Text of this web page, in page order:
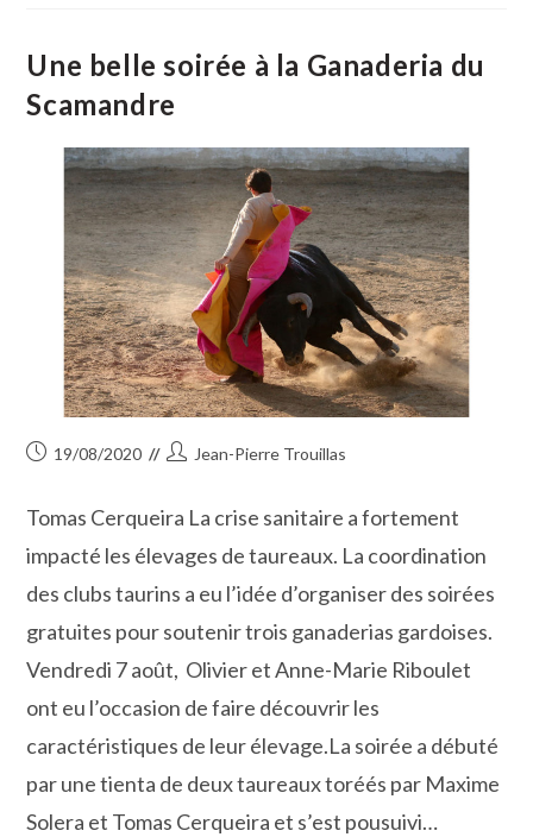
Le
Scamandre
Une belle soirée à la Ganaderia du
Scamandre
Publication
19/08/2020
Auteur/autrice
publication :
Jean-Pierre Trouillas
Tomas Cerqueira La crise sanitaire a fortement
impacté les élevages de taureaux. La coordination
des clubs taurins a eu l’idée d’organiser des soirées
gratuites pour soutenir trois ganaderias gardoises.
Vendredi 7 août, Olivier et Anne-Marie Riboulet
ont eu l’occasion de faire découvrir les
caractéristiques de leur élevage.La soirée a débuté
par une tienta de deux taureaux toréés par Maxime
Solera et Tomas Cerqueira et s’est pousuivi…